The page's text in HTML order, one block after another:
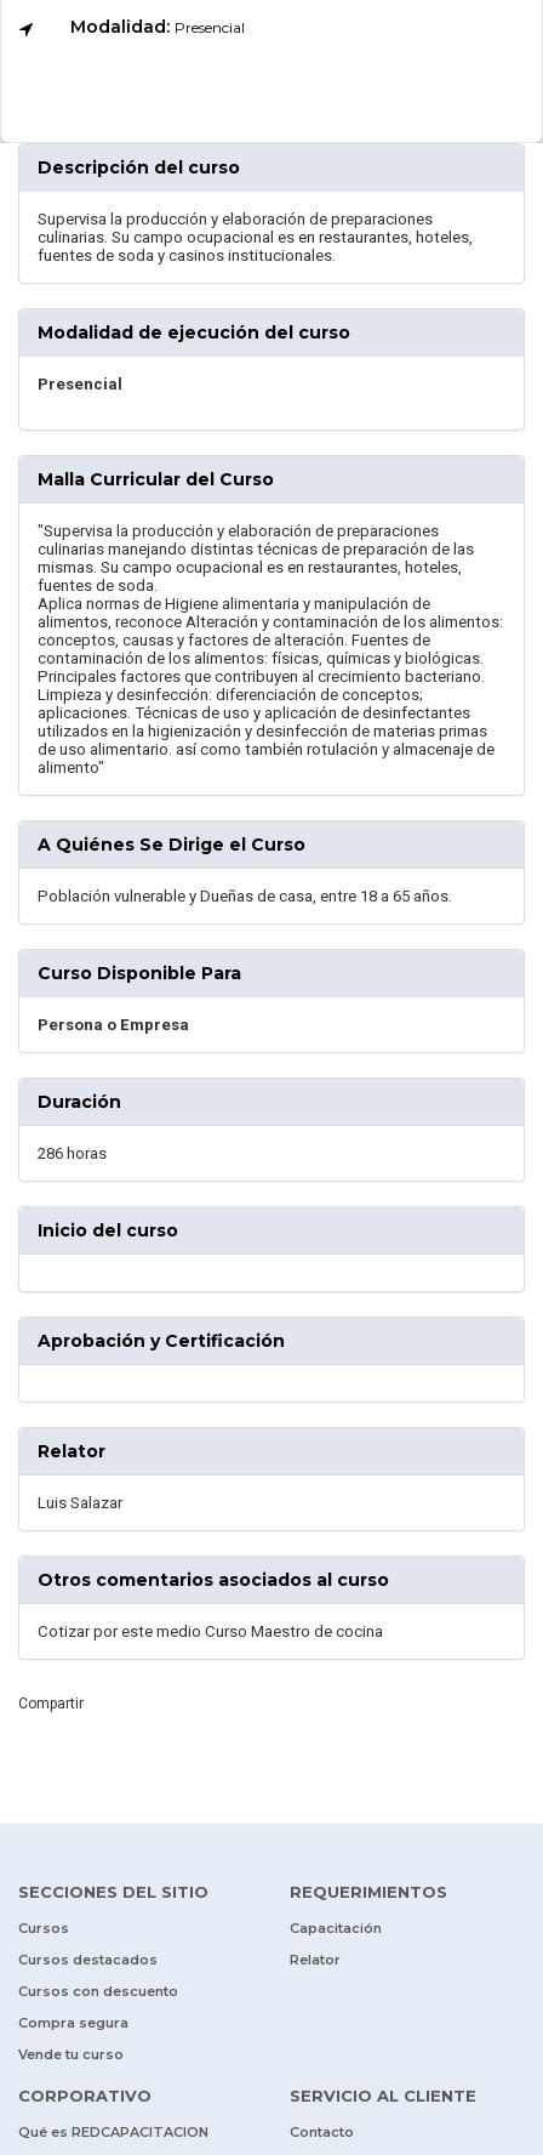
Modalidad: Presencial
Descripción del curso
Supervisa la producción y elaboración de preparaciones
culinarias. Su campo ocupacional es en restaurantes, hoteles,
fuentes de soda y casinos institucionales.
Modalidad de ejecución del curso
Presencial
Malla Curricular del Curso
"Supervisa la producción y elaboración de preparaciones
culinarias manejando distintas técnicas de preparación de las
mismas. Su campo ocupacional es en restaurantes, hoteles,
fuentes de soda.
Aplica normas de Higiene alimentaria y manipulación de
alimentos, reconoce Alteración y contaminación de los alimentos:
conceptos, causas y factores de alteración. Fuentes de
contaminación de los alimentos: físicas, químicas y biológicas.
Principales factores que contribuyen al crecimiento bacteriano.
Limpieza y desinfección: diferenciación de conceptos;
aplicaciones. Técnicas de uso y aplicación de desinfectantes
utilizados en la higienización y desinfección de materias primas
de uso alimentario. así como también rotulación y almacenaje de
alimento"
A Quiénes Se Dirige el Curso
Población vulnerable y Dueñas de casa, entre 18 a 65 años.
Curso Disponible Para
Persona o Empresa
Duración
286 horas
Inicio del curso
Aprobación y Certificación
Relator
Luis Salazar
Otros comentarios asociados al curso
Cotizar por este medio Curso Maestro de cocina
Compartir
SECCIONES DEL SITIO
Cursos
Cursos destacados
Cursos con descuento
Compra segura
Vende tu curso
REQUERIMIENTOS
Capacitación
Relator
CORPORATIVO
Qué es REDCAPACITACION
SERVICIO AL CLIENTE
Contacto